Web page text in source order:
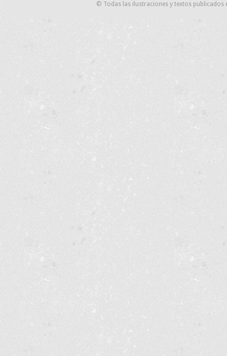
© Todas las ilustraciones y textos publicados